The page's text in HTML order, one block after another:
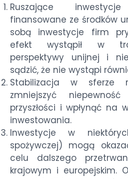
Ruszające
finansowane ze środków
sobą inwestycje firm
efekt wystąpił w
perspektywy unijnej i
sądzić, że nie wystąpi
Stabilizacja w sferze
zmniejszyć
przyszłości i wpłynąć na
inwestowania.
Inwestycje w
spożywczej) mogą
celu dalszego
krajowym i europejskim.